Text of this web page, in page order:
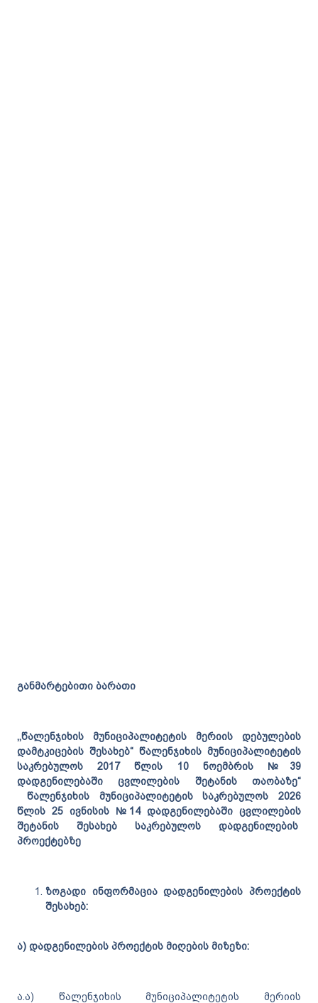
განმარტებითი ბარათი
,,წალენჯიხის მუნიციპალიტეტის მერიის
დებულების
დამტკიცების შესახებ“წალენჯიხის მუნიციპალიტეტის
საკრებულოს2017წლის 10 ნოემბრის№39
დადგენილებაში
ცვლილების შეტანის თაობაზე“
წალენჯიხის
მუნიციპალიტეტის საკრებულოს 2026
წლის 25 ივნისის№ 14დადგენილებაში ცვლილების
შეტანის შესახებსაკრებულოს დადგენილების
პროექტებზე
ზოგადი ინფორმაცია დადგენილების პროექტის
შესახებ:
ა) დადგენილების პროექტის მიღების მიზეზი:
ა.ა) წალენჯიხის მუნიციპალიტეტის მერიის